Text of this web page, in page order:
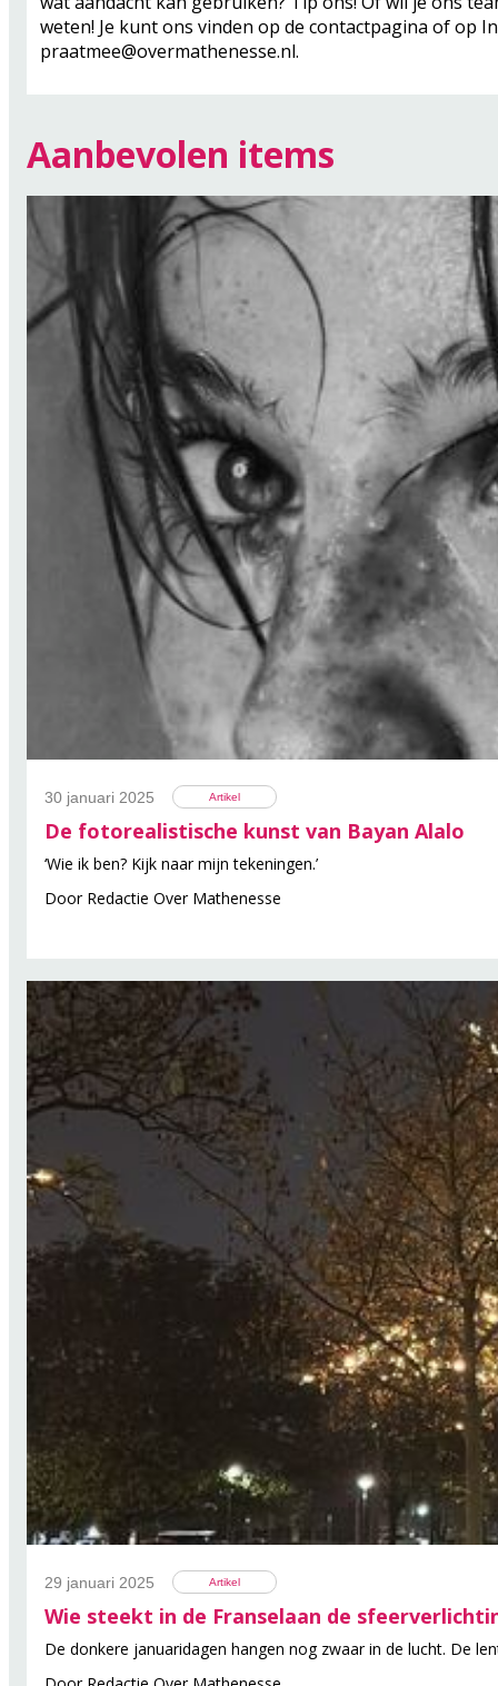
weten! Je kunt ons vinden op de contactpagina of op
praatmee@overmathenesse.nl.
Aanbevolen items
30 januari 2025 Artikel
De fotorealistische kunst van Bayan Alalo
‘Wie ik ben? Kijk naar mijn tekeningen.’
Door Redactie Over Mathenesse
29 januari 2025 Artikel
Wie steekt in de Franselaan de
De donkere januaridagen hangen nog zwaar in de lucht. De